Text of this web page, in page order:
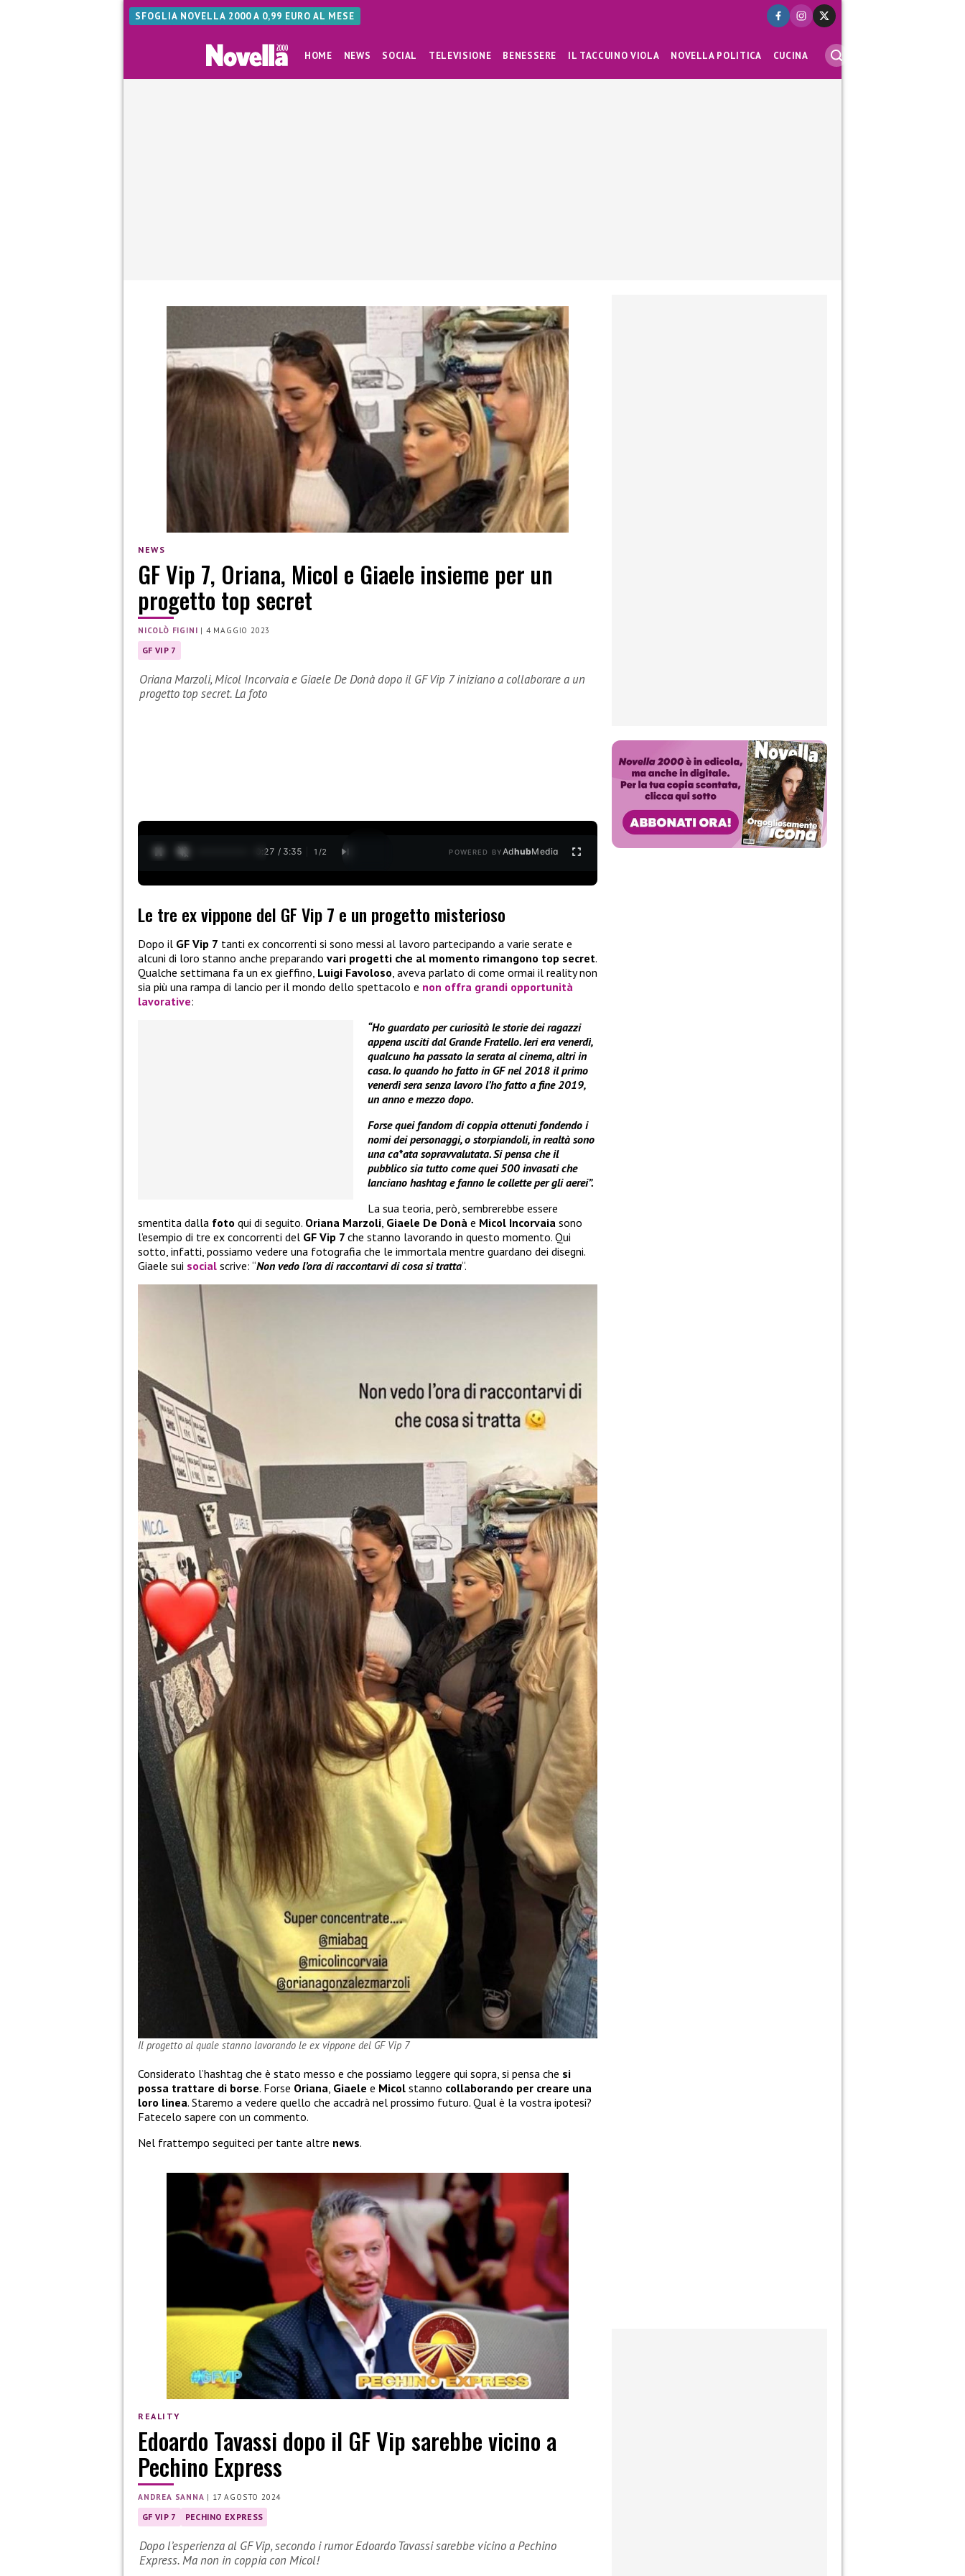
SFOGLIA NOVELLA 2000 A 0,99 EURO AL MESE
HOME NEWS SOCIAL TELEVISIONE BENESSERE IL TACCUINO VIOLA NOVELLA POLITICA CUCINA
NEWS
GF Vip 7, Oriana, Micol e Giaele insieme per un
progetto top secret
NICOLÒ FIGINI | 4 MAGGIO 2023
GF VIP 7
Oriana Marzoli, Micol Incorvaia e Giaele De Donà dopo il GF Vip 7 iniziano a collaborare a un
progetto top secret. La foto
0:28 / 3:35 1 /2 POWERED BYAdhubMedia
Le tre ex vippone del GF Vip 7 e un progetto misterioso
Dopo il GF Vip 7 tanti ex concorrenti si sono messi al lavoro partecipando a varie serate e
alcuni di loro stanno anche preparando vari progetti che al momento rimangono top secret.
Qualche settimana fa un ex gieffino, Luigi Favoloso, aveva parlato di come ormai il reality non
sia più una rampa di lancio per il mondo dello spettacolo e non offra grandi opportunità
lavorative:
“Ho guardato per curiosità le storie dei ragazzi
appena usciti dal Grande Fratello. Ieri era venerdì,
qualcuno ha passato la serata al cinema, altri in
casa. Io quando ho fatto in GF nel 2018 il primo
venerdì sera senza lavoro l’ho fatto a fine 2019,
un anno e mezzo dopo.
Forse quei fandom di coppia ottenuti fondendo i
nomi dei personaggi, o storpiandoli, in realtà sono
una ca*ata sopravvalutata. Si pensa che il
pubblico sia tutto come quei 500 invasati che
lanciano hashtag e fanno le collette per gli aerei”.
La sua teoria, però, sembrerebbe essere
smentita dalla foto qui di seguito. Oriana Marzoli, Giaele De Donà e Micol Incorvaia sono
l’esempio di tre ex concorrenti del GF Vip 7 che stanno lavorando in questo momento. Qui
sotto, infatti, possiamo vedere una fotografia che le immortala mentre guardano dei disegni.
Giaele sui social scrive: “Non vedo l’ora di raccontarvi di cosa si tratta“.
Il progetto al quale stanno lavorando le ex vippone del GF Vip 7
Considerato l’hashtag che è stato messo e che possiamo leggere qui sopra, si pensa che si
possa trattare di borse. Forse Oriana Giaele e Micol stanno collaborando per creare una
loro linea. Staremo a vedere quello che accadrà nel prossimo futuro. Qual è la vostra ipotesi?
Fatecelo sapere con un commento.
Nel frattempo seguiteci per tante altre news.
REALITY
Edoardo Tavassi dopo il GF Vip sarebbe vicino a
Pechino Express
ANDREA SANNA | 17 AGOSTO 2024
GF VIP 7 PECHINO EXPRESS
Dopo l’esperienza al GF Vip, secondo i rumor Edoardo Tavassi sarebbe vicino a Pechino
Express. Ma non in coppia con Micol!